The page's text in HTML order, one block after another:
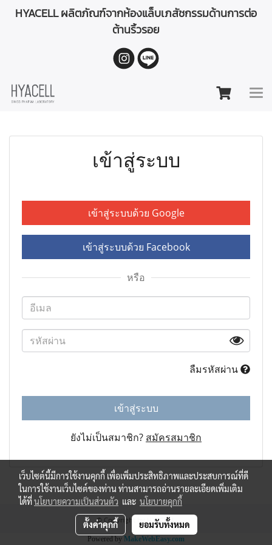
HYACELL ผลิตภัณฑ์จากห้องแล็บเภสัชกรรมด้านการต่อ
ต้านริ้วรอย
เข้าสู่ระบบ
เข้าสู่ระบบด้วย Google
เข้าสู่ระบบด้วย Facebook
หรือ
ลืมรหัสผ่าน
เข้าสู่ระบบ
ยังไม่เป็นสมาชิก? สมัครสมาชิก
© Copyright by HYACELL
Powered by MakeWebEasy.com
เว็บไซต์นี้มีการใช้งานคุกกี้ เพื่อเพิ่มประสิทธิภาพและประสบการณ์ที่ดี
ในการใช้งานเว็บไซต์ของท่าน ท่านสามารถอ่านรายละเอียดเพิ่มเติม
ได้ที่นโยบายความเป็นส่วนตัว และ นโยบายคุกกี้
ตั้งค่าคุกกี้ ยอมรับทั้งหมด